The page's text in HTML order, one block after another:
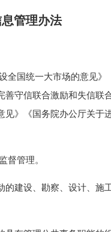
管理办法
国统一大市场的意见》
守信联合激励和失信联
》《国务院办公厅关于
督管理。
建设、勘察、设计、施